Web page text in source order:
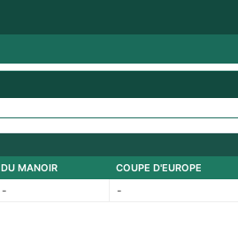
DU MANOIR COUPE D'EUROPE
- -